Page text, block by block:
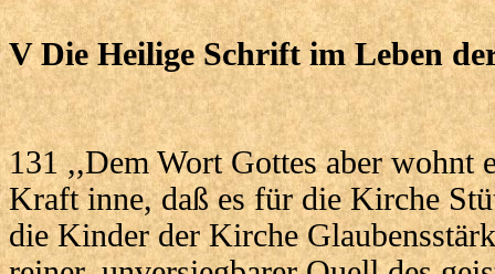
V Die Heilige Schrift im Leben
131 ,,Dem Wort Gottes aber wohnt
Kraft inne, daß es für die Kirche
die Kinder der Kirche